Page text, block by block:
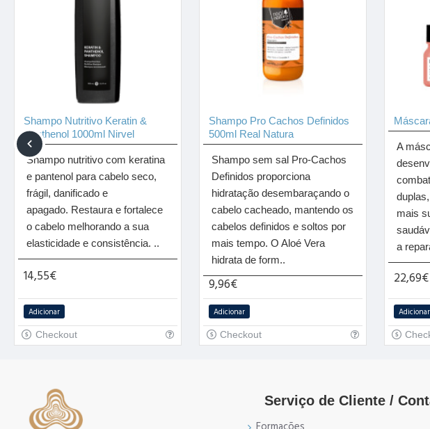
Shampo Nutritivo Keratin &
Panthenol 1000ml Nirvel
Shampo nutritivo com keratina
e pantenol para cabelo seco,
frágil, danificado e
apagado. Restaura e fortalece
o cabelo melhorando a sua
elasticidade e consistência. ..
14,55€
Adicionar
Checkout
Shampo Pro Cachos Definidos
500ml Real Natura
Shampo sem sal Pro-Cachos
Definidos proporciona
hidratação desembaraçando o
cabelo cacheado, mantendo os
cabelos definidos e soltos por
mais tempo. O Aloé Vera
hidrata de form..
9,96€
Adicionar
Checkout
A
mais
a
22,69€
Adicionar
Serviço de Cliente /